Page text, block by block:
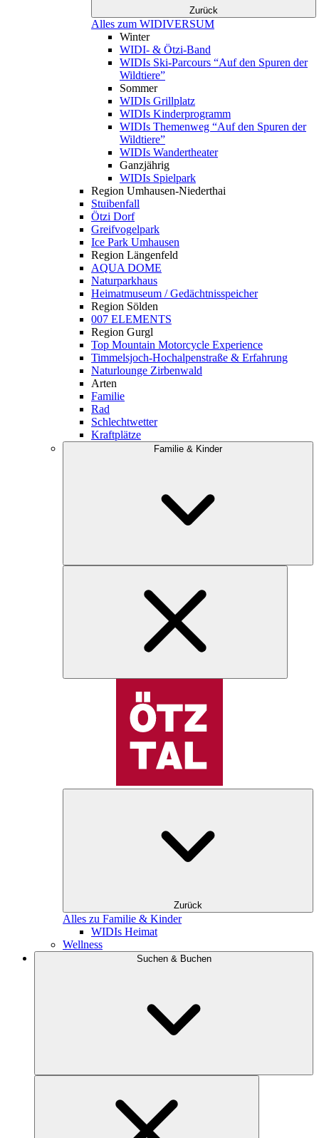
Zurück
Alles zum WIDIVERSUM
Winter
WIDI- & Ötzi-Band
WIDIs Ski-Parcours “Auf den Spuren der
Wildtiere”
Sommer
WIDIs Grillplatz
WIDIs Kinderprogramm
WIDIs Themenweg “Auf den Spuren der
Wildtiere”
WIDIs Wandertheater
Ganzjährig
WIDIs Spielpark
Region Umhausen-Niederthai
Stuibenfall
Ötzi Dorf
Greifvogelpark
Ice Park Umhausen
Region Längenfeld
AQUA DOME
Naturparkhaus
Heimatmuseum / Gedächtnisspeicher
Region Sölden
007 ELEMENTS
Region Gurgl
Top Mountain Motorcycle Experience
Timmelsjoch-Hochalpenstraße & Erfahrung
Naturlounge Zirbenwald
Arten
Familie
Rad
Schlechtwetter
Kraftplätze
Familie & Kinder
Zurück
Alles zu Familie & Kinder
WIDIs Heimat
Wellness
Suchen & Buchen